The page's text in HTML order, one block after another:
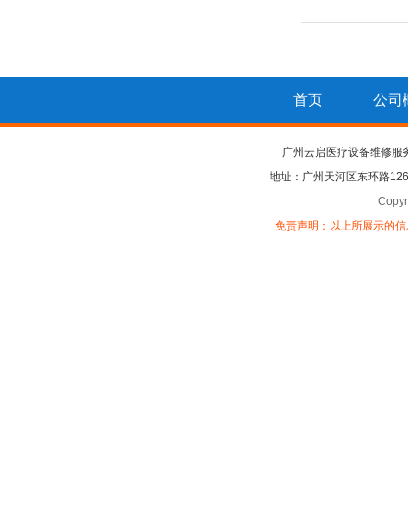
首页 公司
广州云启医疗设备维修服
地址：广州天河区东环路
免责声明：以上所展示的